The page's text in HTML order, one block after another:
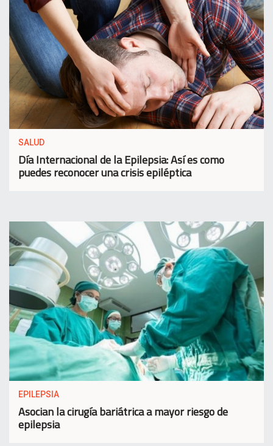
SALUD
Día Internacional de la Epilepsia: Así es como
puedes reconocer una crisis epiléptica
EPILEPSIA
Asocian la cirugía bariátrica a mayor riesgo de
epilepsia